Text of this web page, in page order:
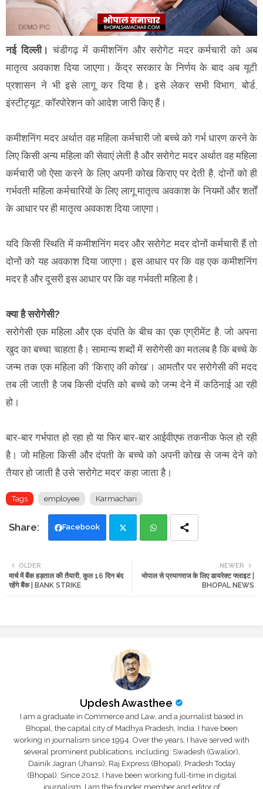
नई दिल्ली। चंडीगढ़ में कमीशनिंग और सरोगेट मदर कर्मचारी को अब
मातृत्व अवकाश दिया जाएगा। केंद्र सरकार के निर्णय के बाद अब यूटी
प्रशासन ने भी इसे लागू कर दिया है। इसे लेकर सभी विभाग, बोर्ड,
इंस्टीट्यूट, कॉरपोरेशन को आदेश जारी किए हैं।
कमीशनिंग मदर अर्थात वह महिला कर्मचारी जो बच्चे को गर्भ धारण करने के
लिए किसी अन्य महिला की सेवाएं लेती है और सरोगेट मदर अर्थात वह महिला
कर्मचारी जो ऐसा करने के लिए अपनी कोख किराए पर देती है, दोनों को ही
गर्भवती महिला कर्मचारियों के लिए लागू मातृत्व अवकाश के नियमों और शर्तों
के आधार पर ही मातृत्व अवकाश दिया जाएगा।
यदि किसी स्थिति में कमीशनिंग मदर और सरोगेट मदर दोनों कर्मचारी हैं तो
दोनों को यह अवकाश दिया जाएगा। इस आधार पर कि वह एक कमीशनिंग
मदर है और दूसरी इस आधार पर कि वह गर्भवती महिला है।
क्या है सरोगेसी?
सरोगेसी एक महिला और एक दंपति के बीच का एक एग्रीमेंट है, जो अपना
खुद का बच्चा चाहता है। सामान्य शब्दों में सरोगेसी का मतलब है कि बच्चे के
जन्म तक एक महिला की ‘किराए की कोख’। आमतौर पर सरोगेसी की मदद
तब ली जाती है जब किसी दंपति को बच्चे को जन्म देने में कठिनाई आ रही
हो।
बार-बार गर्भपात हो रहा हो या फिर बार-बार आईवीएफ तकनीक फेल हो रही
है। जो महिला किसी और दंपती के बच्चे को अपनी कोख से जन्म देने को
तैयार हो जाती है उसे ‘सरोगेट मदर’ कहा जाता है।
Tags employee Karmachari
Facebook
tte ats
NEWER
भोपाल से प्रयागराज के लिए डायरेक्ट फ्लाइट |
BHOPAL NEWS
OLDER
मार्च में बैंक हड़ताल की तैयारी, कुल 16 दिन बंद
रहेंगे बैंक | BANK STRIKE
Updesh Awasthee
I am a graduate in Commerce and Law, and a journalist based in
Bhopal, the capital city of Madhya Pradesh, India. I have been
working in journalism since 1994. Over the years, I have served with
several prominent publications, including: Swadesh (Gwalior),
Dainik Jagran (Jhansi), Raj Express (Bhopal), Pradesh Today
(Bhopal); Since 2012, I have been working full-time in digital
journalism. I am the founder member and editor of